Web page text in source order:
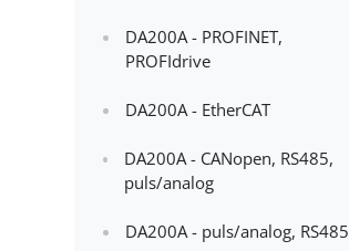
DA200A - PROFINET,
PROFIdrive
DA200A - EtherCAT
DA200A - CANopen, RS485,
puls/analog
DA200A - puls/analog, RS485